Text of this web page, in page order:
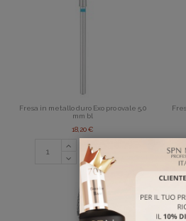
Fresa in metallo duro Exo pro ovale 5,0
mm bl
18,20 €
Acquista